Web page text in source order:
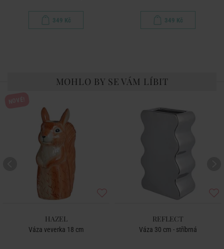
349 Kč 349 Kč
MOHLO BY SE VÁM LÍBIT
HAZEL
Váza veverka 18 cm
REFLECT
Váza 30 cm - stříbrná